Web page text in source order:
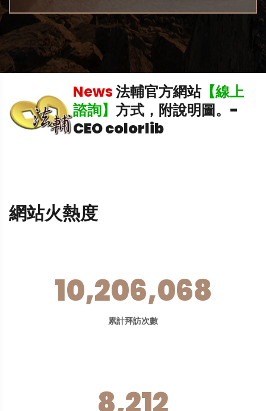
News法輔官方網站【線上
諮詢】 方式，附說明圖。 -
CEO colorlib
網站火熱度
10,206,068
累計拜訪次數